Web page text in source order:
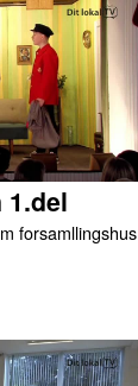
1.del
forsamllingshus